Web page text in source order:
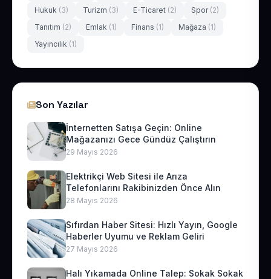
Hukuk (3) Turizm (3) E-Ticaret (2) Spor (2)
Tanıtım (2) Emlak (1) Finans (1) Mağaza (1)
Yayıncılık (1)
Son Yazılar
İnternetten Satışa Geçin: Online
Mağazanızı Gece Gündüz Çalıştırın
29 Mayıs 2026
Elektrikçi Web Sitesi ile Arıza
Telefonlarını Rakibinizden Önce Alın
28 Mayıs 2026
Sıfırdan Haber Sitesi: Hızlı Yayın, Google
Haberler Uyumu ve Reklam Geliri
27 Mayıs 2026
Halı Yıkamada Online Talep: Sokak Sokak